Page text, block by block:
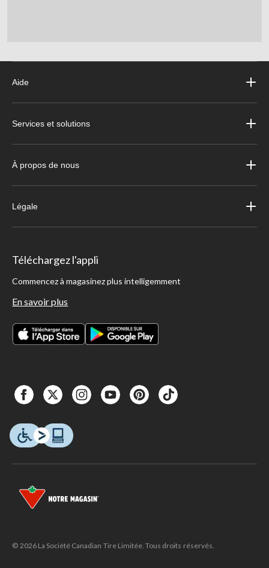
Aide
Services et solutions
À propos de nous
Légale
Téléchargez l'appli
Commencez à magasinez plus intelligemment
En savoir plus
© 2026 La Société Canadian Tire Limitée. Tous droits réservés.